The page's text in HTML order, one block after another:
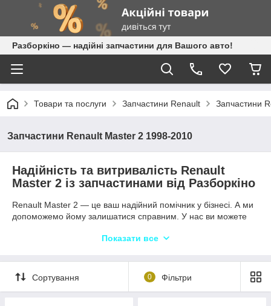
Разборкіно — надійні запчастини для Вашого авто!
Товари та послуги Запчастини Renault Запчастини
Запчастини Renault Master 2 1998-2010
Надійність та витривалість Renault
Master 2 із запчастинами від Разборкіно
Renault Master 2 — це ваш надійний помічник у бізнесі. А ми
допоможемо йому залишатися справним. У нас ви можете
аналогові та перевірені б/у — з гарантією та підбором за VIN.
турбіни, кузов, оптика, електрика та підвіска. Швидка доставка
по Україні. Зберігайте функціональність і економічність
вашого фургона, мікроавтобуса чи шасі — замовляйте у
Показати все
Сортування 0 Фільтри